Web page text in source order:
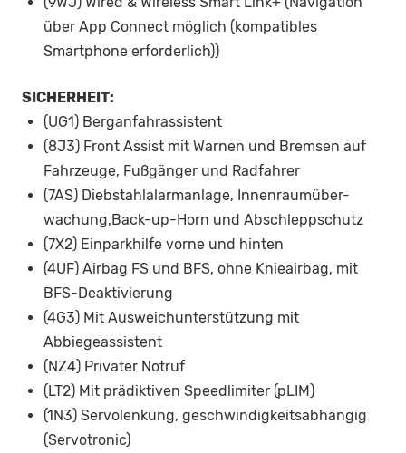
über App Connect möglich (kompatibles
Smartphone erforderlich))
SICHERHEIT:
(UG1) Berganfahrassistent
(8J3) Front Assist mit Warnen und Bremsen auf
Fahrzeuge, Fußgänger und Radfahrer
(7AS) Diebstahlalarmanlage, Innenraumüber-
wachung,Back-up-Horn und Abschleppschutz
(7X2) Einparkhilfe vorne und hinten
(4UF) Airbag FS und BFS, ohne Knieairbag, mit
BFS-Deaktivierung
(4G3) Mit Ausweichunterstützung mit
Abbiegeassistent
(NZ4) Privater Notruf
(LT2) Mit prädiktiven Speedlimiter (pLIM)
(1N3) Servolenkung, geschwindigkeitsabhängig
(Servotronic)